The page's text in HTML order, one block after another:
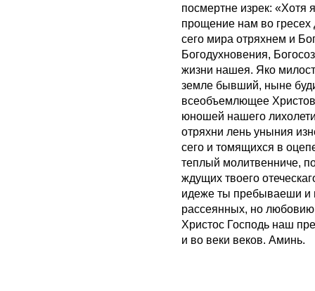
посмертне изрек:
прощение нам во
сего мира отряхнем и
Богодухновения,
жизни нашея. Яко
земле бывший, ныне
всеобъемлющее
юношей нашего
отряхни лень уныния
сего и томящихся в
теплый молитвенниче,
ждущих твоего
идеже ты пребываеши и
рассеянных, но любовию
Христос Господь наш
и во веки веков. Аминь.